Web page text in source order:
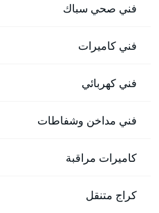
فني صحي سباك
فني كاميرات
فني كهربائي
فني مداخن وشفاطات
كاميرات مراقبة
كراج متنقل